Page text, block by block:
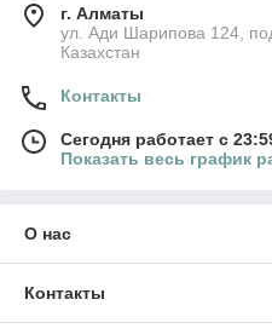
г. Алматы
ул. Ади Шарипова 124,
Казахстан
Контакты
Сегодня работает с
Показать весь график
О нас
Контакты